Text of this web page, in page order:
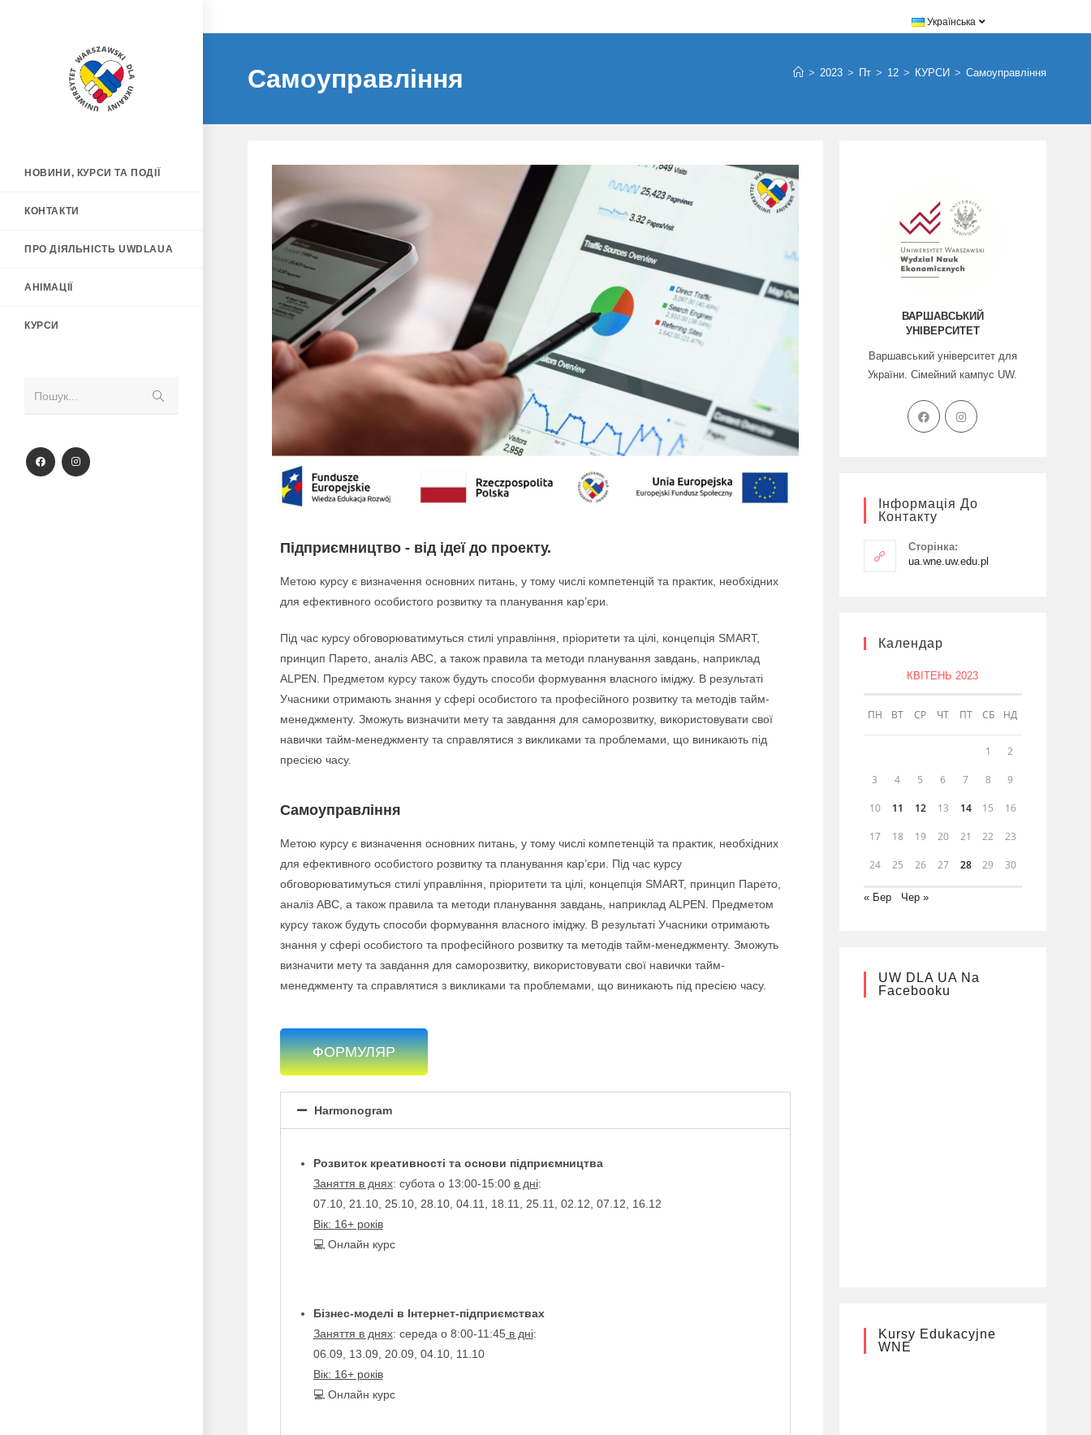
Українська
НОВИНИ, КУРСИ ТА ПОДІЇ
КОНТАКТИ
ПРО ДІЯЛЬНІСТЬ UWDLAUA
АНІМАЦІЇ
КУРСИ
Пошук...
Самоуправління > 2023 > Пт > 12 > КУРСИ > Самоуправління
Підприємництво - від ідеї до проекту.
Метою курсу є визначення основних питань, у тому числі компетенцій та практик, необхідних
для ефективного особистого розвитку та планування кар’єри.
Під час курсу обговорюватимуться стилі управління, пріоритети та цілі, концепція SMART,
принцип Парето, аналіз ABC, а також правила та методи планування завдань, наприклад
ALPEN. Предметом курсу також будуть способи формування власного іміджу. В результаті
Учасники отримають знання у сфері особистого та професійного розвитку та методів тайм-
менеджменту. Зможуть визначити мету та завдання для саморозвитку, використовувати свої
навички тайм-менеджменту та справлятися з викликами та проблемами, що виникають під
пресією часу.
Самоуправління
Метою курсу є визначення основних питань, у тому числі компетенцій та практик, необхідних
для ефективного особистого розвитку та планування кар’єри. Під час курсу
обговорюватимуться стилі управління, пріоритети та цілі, концепція SMART, принцип Парето,
аналіз ABC, а також правила та методи планування завдань, наприклад ALPEN. Предметом
курсу також будуть способи формування власного іміджу. В результаті Учасники отримають
знання у сфері особистого та професійного розвитку та методів тайм-менеджменту. Зможуть
визначити мету та завдання для саморозвитку, використовувати свої навички тайм-
менеджменту та справлятися з викликами та проблемами, що виникають під пресією часу.
ФОРМУЛЯР
Harmonogram
Розвиток креативності та основи підприємництва
Заняття в днях: субота о 13:00-15:00 в дні:
07.10, 21.10, 25.10, 28.10, 04.11, 18.11, 25.11, 02.12, 07.12, 16.12
Вік: 16+ років
💻 Онлайн курс
Бізнес-моделі в Інтернет-підприємствах
Заняття в днях: середа о 8:00-11:45в дні:
06.09, 13.09, 20.09, 04.10, 11.10
Вік: 16+ років
💻 Онлайн курс
ВАРШАВСЬКИЙ
УНІВЕРСИТЕТ
Варшавський університет для
України. Сімейний кампус UW.
Інформація До
Контакту
Сторінка:
ua.wne.uw.edu.pl
Календар
КВІТЕНЬ 2023
ПН ВТ СР ЧТ ПТ СБ НД
1 2
3 4 5 6 7 8 9
10 11 12 13 14 15 16
17 18 19 20 21 22 23
24 25 26 27 28 29 30
« Бер Чер »
UW DLA UA Na
Facebooku
Kursy Edukacyjne
WNE